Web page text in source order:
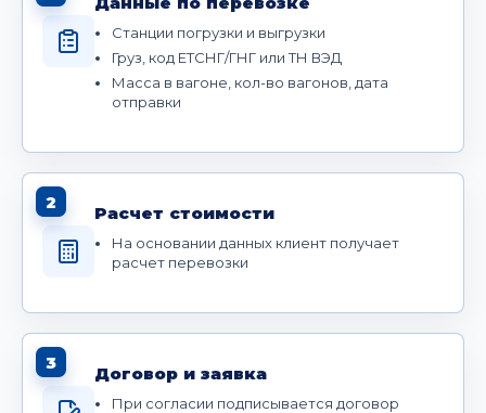
Станции погрузки и выгрузки
Груз, код ЕТСНГ/ГНГ или ТН ВЭД
Масса в вагоне, кол-во вагонов, дата
отправки
2
Расчет стоимости
На основании данных клиент получает
расчет перевозки
3
Договор и заявка
При согласии подписывается договор